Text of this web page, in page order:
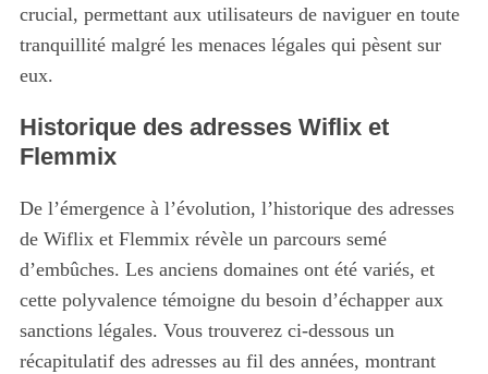
crucial, permettant aux utilisateurs de naviguer en toute
tranquillité malgré les menaces légales qui pèsent sur
eux.
Historique des adresses Wiflix et
Flemmix
De l’émergence à l’évolution, l’historique des adresses
de Wiflix et Flemmix révèle un parcours semé
d’embûches. Les anciens domaines ont été variés, et
cette polyvalence témoigne du besoin d’échapper aux
sanctions légales. Vous trouverez ci-dessous un
récapitulatif des adresses au fil des années, montrant